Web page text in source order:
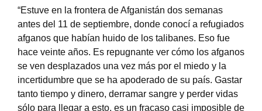
“Estuve en la frontera de Afganistán dos semanas
antes del 11 de septiembre, donde conocí a refugiados
afganos que habían huido de los talibanes. Eso fue
hace veinte años. Es repugnante ver cómo los afganos
se ven desplazados una vez más por el miedo y la
incertidumbre que se ha apoderado de su país. Gastar
tanto tiempo y dinero, derramar sangre y perder vidas
sólo para llegar a esto, es un fracaso casi imposible de